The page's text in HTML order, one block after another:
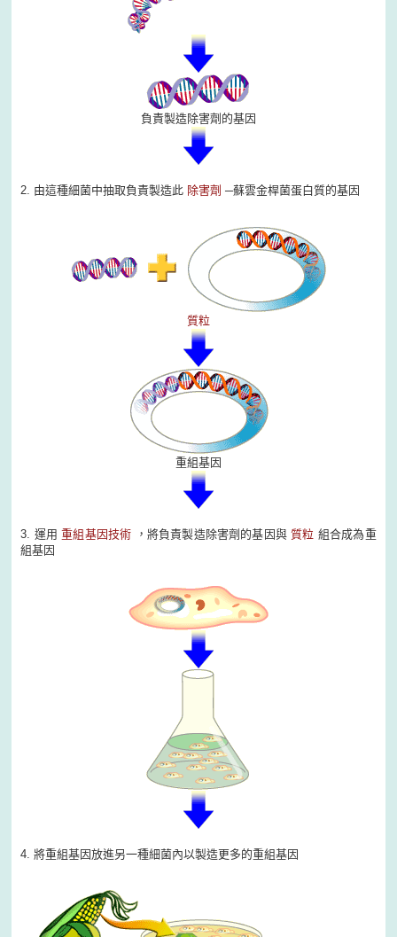
負責製造除害劑的基因
2. 由這種細菌中抽取負責製造此 除害劑 ─蘇雲金桿菌蛋白質的基因
質粒
重組基因
3. 運用 重組基因技術 ，將負責製造除害劑的基因與 質粒 組合成為重
組基因
4. 將重組基因放進另一種細菌內以製造更多的重組基因